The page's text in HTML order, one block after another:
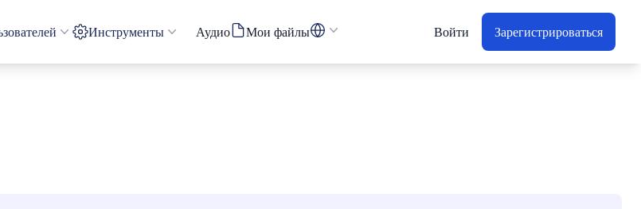
Инструменты Аудио Мои файлы Войти Зарегистрироваться